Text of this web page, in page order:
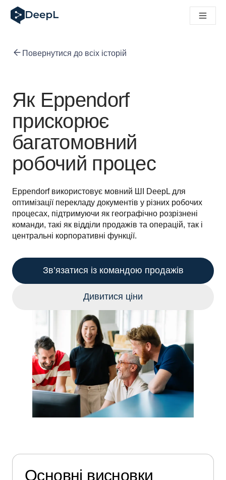
DeepL для ШІ-агентів
Translation Flow в DeepL: Нові робочі процеси на основі
Відкрийте для себе Translation Flow: Локалізація, що
Building an instantly accessible voice demo with DeepL
Повернутися до всіх історій
Як Eppendorf
прискорює
багатомовний
робочий процес
Eppendorf використовує мовний ШІ DeepL для
оптимізації перекладу документів у різних робочих
процесах, підтримуючи як географічно розрізнені
команди, такі як відділи продажів та операцій, так і
центральні корпоративні функції.
Зв’язатися із командою продажів
Дивитися ціни
Основні висновки